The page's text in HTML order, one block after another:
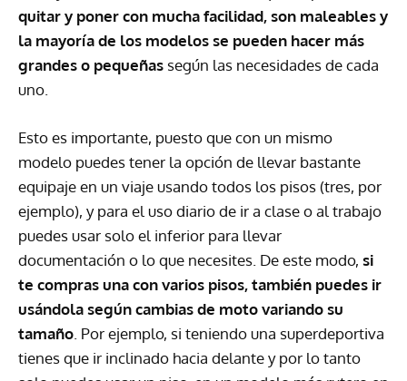
quitar y poner con mucha facilidad, son maleables y
la mayoría de los modelos se pueden hacer más
grandes o pequeñas según las necesidades de cada
uno.
Esto es importante, puesto que con un mismo
modelo puedes tener la opción de llevar bastante
equipaje en un viaje usando todos los pisos (tres, por
ejemplo), y para el uso diario de ir a clase o al trabajo
puedes usar solo el inferior para llevar
documentación o lo que necesites. De este modo, si
te compras una con varios pisos, también puedes ir
usándola según cambias de moto variando su
tamaño . Por ejemplo, si teniendo una superdeportiva
tienes que ir inclinado hacia delante y por lo tanto